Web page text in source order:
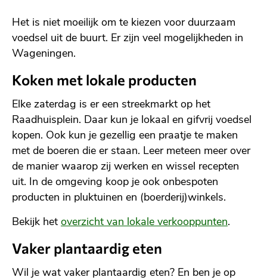
Het is niet moeilijk om te kiezen voor duurzaam
voedsel uit de buurt. Er zijn veel mogelijkheden in
Wageningen.
Koken met lokale producten
Elke zaterdag is er een streekmarkt op het
Raadhuisplein. Daar kun je lokaal en gifvrij voedsel
kopen. Ook kun je gezellig een praatje te maken
met de boeren die er staan. Leer meteen meer over
de manier waarop zij werken en wissel recepten
uit. In de omgeving koop je ook onbespoten
producten in pluktuinen en (boerderij)winkels.
Bekijk het overzicht van lokale verkooppunten.
Vaker plantaardig eten
Wil je wat vaker plantaardig eten? En ben je op